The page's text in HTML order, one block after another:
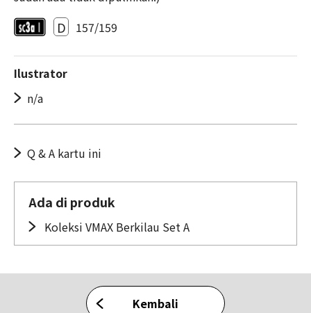
D 157/159
Ilustrator
n/a
Q & A kartu ini
Ada di produk
Koleksi VMAX Berkilau Set A
Kembali